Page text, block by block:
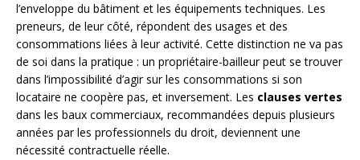
l’enveloppe du bâtiment et les équipements techniques. Les
preneurs, de leur côté, répondent des usages et des
consommations liées à leur activité. Cette distinction ne va pas
de soi dans la pratique : un propriétaire-bailleur peut se trouver
dans l’impossibilité d’agir sur les consommations si son
locataire ne coopère pas, et inversement. Les clauses vertes
dans les baux commerciaux, recommandées depuis plusieurs
années par les professionnels du droit, deviennent une
nécessité contractuelle réelle.